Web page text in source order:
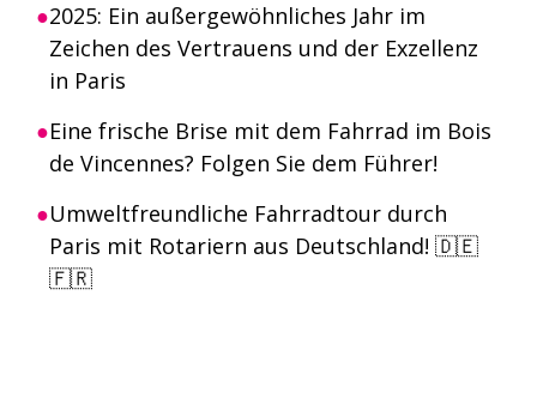
2025: Ein außergewöhnliches Jahr im
Zeichen des Vertrauens und der Exzellenz
in Paris
Eine frische Brise mit dem Fahrrad im Bois
de Vincennes? Folgen Sie dem Führer!
Umweltfreundliche Fahrradtour durch
Paris mit Rotariern aus Deutschland! 🇩🇪
🇫🇷